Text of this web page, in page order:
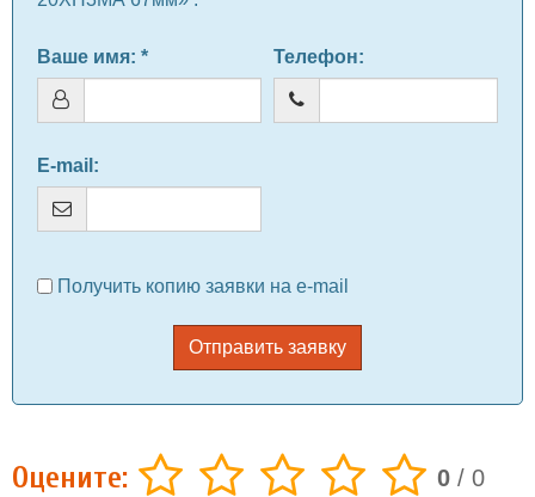
Ваше имя: * Телефон:
E-mail :
Получить копию заявки на e-mail
Отправить заявку
Оцените: 0 / 0